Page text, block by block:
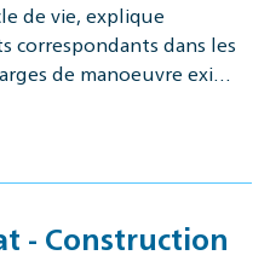
de vie, explique
correspondants dans les
de manoeuvre exi…
- Construction